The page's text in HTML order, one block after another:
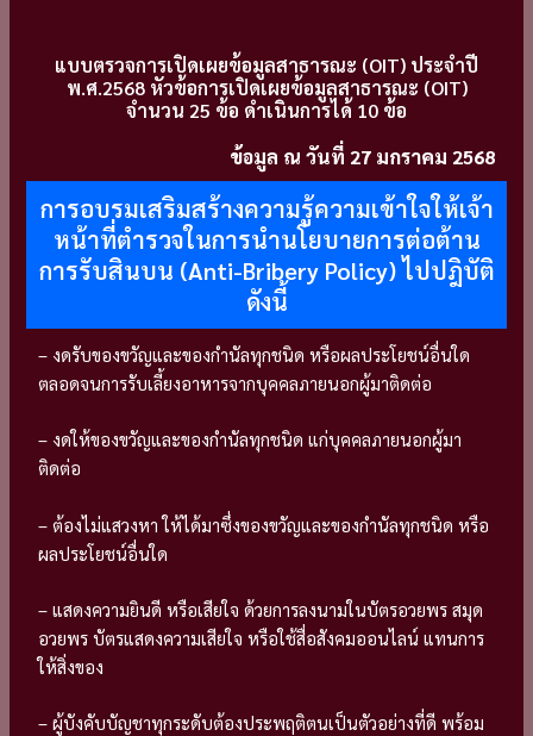
แบบตรวจการเปิดเผยข้อมูลสาธารณะ (OIT) ประจำปี
พ.ศ.2568 หัวข้อการเปิดเผยข้อมูลสาธารณะ (OIT)
จำนวน 25 ข้อ ดำเนินการได้ 10 ข้อ
ข้อมูล ณ วันที่ 27 มกราคม 2568
การอบรมเสริมสร้างความรู้ความเข้าใจให้เจ้า
หน้าที่ตำรวจในการนำนโยบายการต่อต้าน
การรับสินบน (Anti-Bribery Policy) ไปปฎิบัติ
ดังนี้
– งดรับของขวัญและของกำนัลทุกชนิด หรือผลประโยชน์อื่นใด
ตลอดจนการรับเลี้ยงอาหารจากบุคคลภายนอกผู้มาติดต่อ
– งดให้ของขวัญและของกำนัลทุกชนิด แก่บุคคลภายนอกผู้มา
ติดต่อ
– ต้องไม่แสวงหา ให้ได้มาซึ่งของขวัญและของกำนัลทุกชนิด หรือ
ผลประโยชน์อื่นใด
– แสดงความยินดี หรือเสียใจ ด้วยการลงนามในบัตรอวยพร สมุด
อวยพร บัตรแสดงความเสียใจ หรือใช้สื่อสังคมออนไลน์ แทนการ
ให้สิ่งของ
– ผู้บังคับบัญชาทุกระดับต้องประพฤติตนเป็นตัวอย่างที่ดี พร้อม